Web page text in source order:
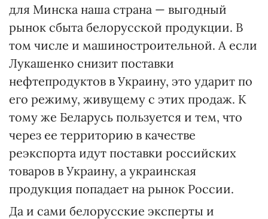
для Минска наша страна — выгодный
рынок сбыта белорусской продукции. В
том числе и машиностроительной. А если
Лукашенко снизит поставки
нефтепродуктов в Украину, это ударит по
его режиму, живущему с этих продаж. К
тому же Беларусь пользуется и тем, что
через ее территорию в качестве
реэкспорта идут поставки российских
товаров в Украину, а украинская
продукция попадает на рынок России.
Да и сами белорусские эксперты и